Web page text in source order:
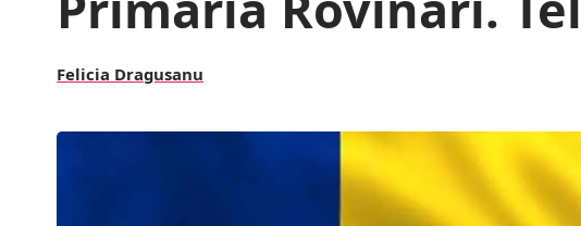
Felicia Dragusanu